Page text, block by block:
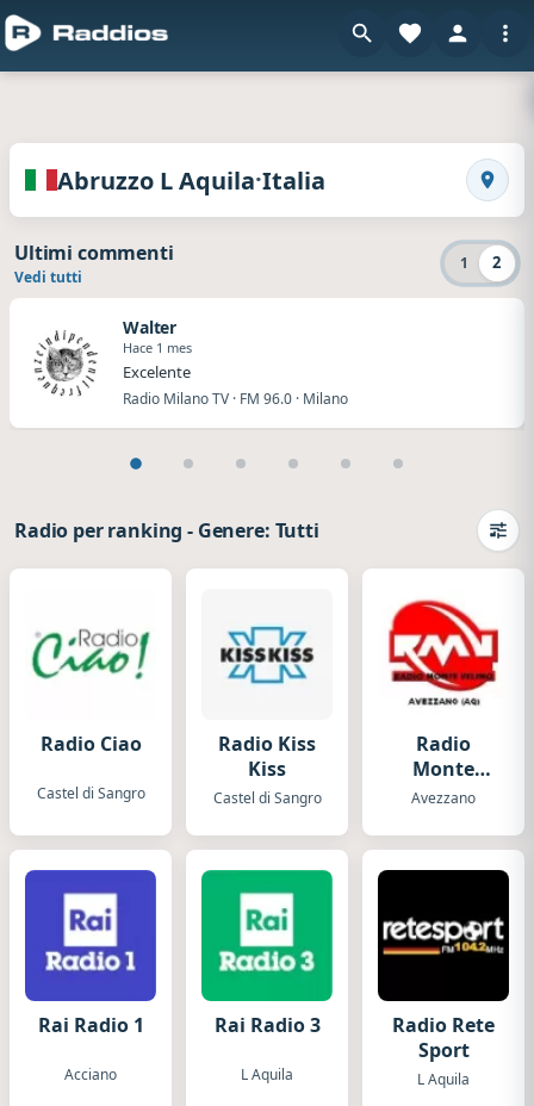
Radio dell Abruzzo L Aquila · Italiaen Raddios
Abruzzo L Aquila·Italia
1 2
Ultimi commenti
Vedi tutti
Walter
Hace 1 mes
Excelente
Radio Milano TV · FM 96.0 · Milano
Radio per ranking- Genere: Tutti
Radio Ciao
Castel di Sangro
Radio Kiss
Kiss
Castel di Sangro
Radio
Monte
Velino
Avezzano
Rai Radio 1
Acciano
Rai Radio 3
L Aquila
Radio Rete
Sport
L Aquila